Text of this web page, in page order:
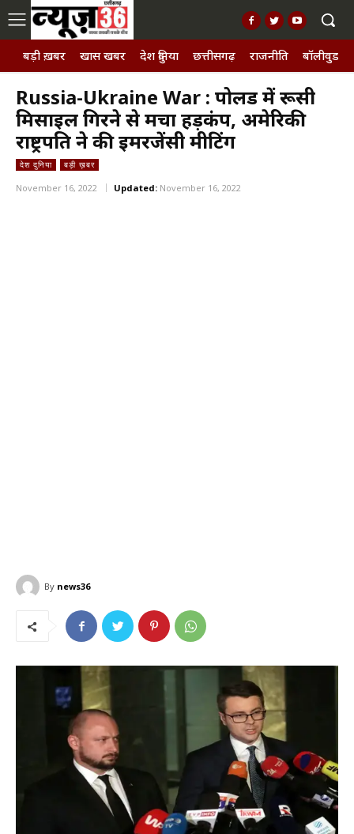
बड़ी ख़बर खास खबर देश दुनिया छत्तीसगढ़ राजनीति बॉलीवुड,
Russia-Ukraine War : पोलैंड में रूसी
मिसाइल गिरने से मचा हड़कंप, अमेरिकी
राष्ट्रपति ने की इमरजेंसी मीटिंग
देश दुनिया बड़ी ख़बर
November 16, 2022 Updated: November 16, 2022
By news36